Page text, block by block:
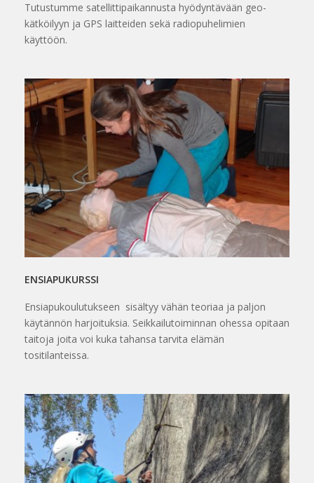
Tutustumme satellittipaikannusta hyödyntävään geo-
kätköilyyn ja GPS laitteiden sekä radiopuhelimien
käyttöön.
ENSIAPUKURSSI
Ensiapukoulutukseen sisältyy vähän teoriaa ja paljon
käytännön harjoituksia. Seikkailutoiminnan ohessa opitaan
taitoja joita voi kuka tahansa tarvita elämän
tositilanteissa.